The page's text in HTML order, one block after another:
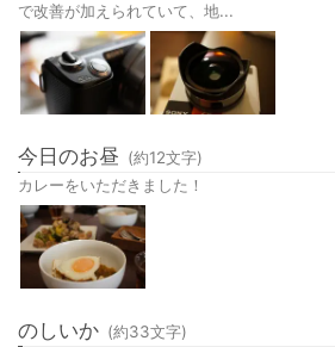
で改善が加えられていて、地...
今日のお昼 (約12文字)
カレーをいただきました！
のしいか (約33文字)